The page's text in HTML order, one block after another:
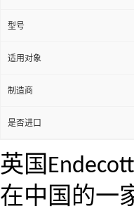
型号
适用对象
制造商
是否进口
英国
在中国的一